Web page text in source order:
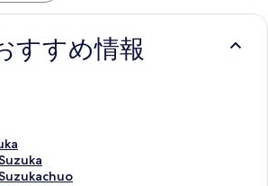
すすめ情報